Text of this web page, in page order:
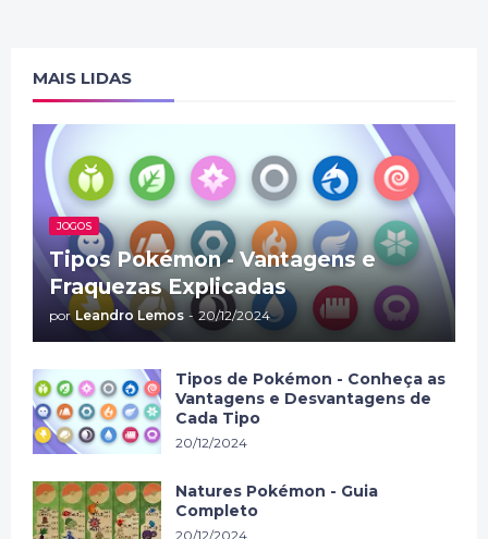
MAIS LIDAS
JOGOS
Tipos Pokémon - Vantagens e
Fraquezas Explicadas
por Leandro Lemos - 20/12/2024
Tipos de Pokémon - Conheça as
Vantagens e Desvantagens de
Cada Tipo
20/12/2024
Natures Pokémon - Guia
Completo
20/12/2024